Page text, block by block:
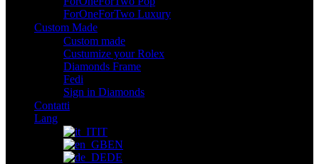
ForOneForTwo Luxury
Custom Made
Custom made
Custumize your Rolex
Diamonds Frame
Fedi
Sign in Diamonds
Contatti
Lang
IT
EN
DE